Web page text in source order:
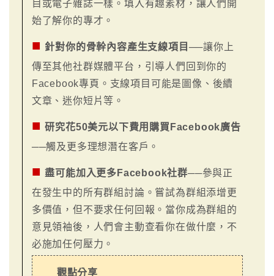
目或電子雜誌一樣。填入有趣素材，讓人們開
始了解你的專才。
■ 針對你的骨幹內容產生支線項目 ──讓你上
傳至其他社群媒體平台，引導人們回到你的
Facebook專頁。支線項目可能是圖像、後續
文章、迷你短片等。
■ 研究花50美元以下費用購買Facebook廣告
──觸及更多理想潛在客戶。
■ 盡可能加入更多Facebook社群──參與正
在發生中的所有群組討論。嘗試為群組添增更
多價值，但不要求任何回報。當你成為群組的
意見領袖後，人們會主動查看你在做什麼，不
必施加任何壓力。
觀點分享